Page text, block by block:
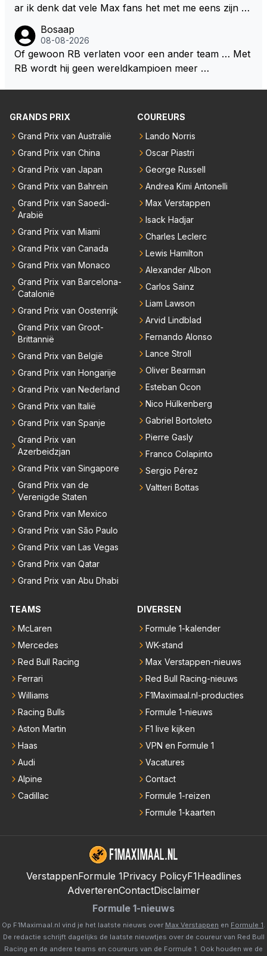
ar ik denk dat vele Max fans het met me eens zijn da
zijn als Alonso samen met Max ergens in een vieren
twings uur race samen in een team zouden zitten. D
eze 2 coureurs zouden een fantastisch affiche zijn v
Bosaap
08-08-2026
Of gewoon RB verlaten voor een ander team … Met
RB wordt hij geen wereldkampioen meer …
GRANDS PRIX
Grand Prix van Australië
Grand Prix van China
Grand Prix van Japan
Grand Prix van Bahrein
Grand Prix van Saoedi-
Arabië
Grand Prix van Miami
Grand Prix van Canada
Grand Prix van Monaco
Grand Prix van Barcelona-
Catalonië
Grand Prix van Oostenrijk
Grand Prix van Groot-
Brittannië
Grand Prix van België
Grand Prix van Hongarije
Grand Prix van Nederland
Grand Prix van Italië
Grand Prix van Spanje
Grand Prix van
Azerbeidzjan
Grand Prix van Singapore
Grand Prix van de
Verenigde Staten
Grand Prix van Mexico
Grand Prix van São Paulo
Grand Prix van Las Vegas
Grand Prix van Qatar
Grand Prix van Abu Dhabi
COUREURS
Lando Norris
Oscar Piastri
George Russell
Andrea Kimi Antonelli
Max Verstappen
Isack Hadjar
Charles Leclerc
Lewis Hamilton
Alexander Albon
Carlos Sainz
Liam Lawson
Arvid Lindblad
Fernando Alonso
Lance Stroll
Oliver Bearman
Esteban Ocon
Nico Hülkenberg
Gabriel Bortoleto
Pierre Gasly
Franco Colapinto
Sergio Pérez
Valtteri Bottas
TEAMS
McLaren
Mercedes
Red Bull Racing
Ferrari
Williams
Racing Bulls
Aston Martin
Haas
Audi
Alpine
Cadillac
DIVERSEN
Formule 1-kalender
WK-stand
Max Verstappen-nieuws
Red Bull Racing-nieuws
F1Maximaal.nl-producties
Formule 1-nieuws
F1 live kijken
VPN en Formule 1
Vacatures
Contact
Formule 1-reizen
Formule 1-kaarten
VerstappenFormule 1Privacy PolicyF1Headlines
AdverterenContactDisclaimer
Formule 1-nieuws
Op F1Maximaal.nl vind je het laatste nieuws over Max Verstappen en Formule 1
De redactie schrijft dagelijks de laatste nieuwtjes over de coureur van Red Bull
Racing en de andere teams en coureurs van de Formule 1. Ook houden we de